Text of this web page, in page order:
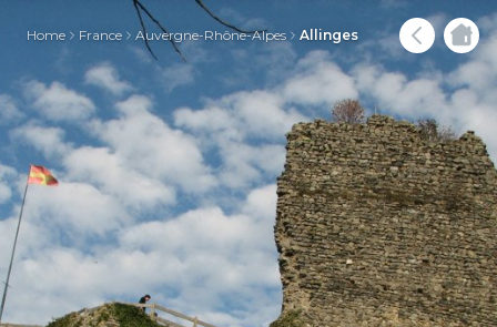
Home France Auvergne-Rhône-Alpes Allinges